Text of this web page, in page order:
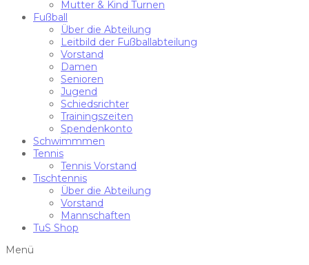
Mutter & Kind Turnen
Fußball
Über die Abteilung
Leitbild der Fußballabteilung
Vorstand
Damen
Senioren
Jugend
Schiedsrichter
Trainingszeiten
Spendenkonto
Schwimmmen
Tennis
Tennis Vorstand
Tischtennis
Über die Abteilung
Vorstand
Mannschaften
TuS Shop
Menü